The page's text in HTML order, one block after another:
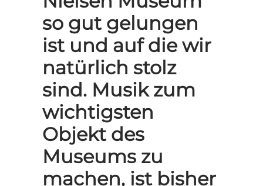
so gut gelungen
ist und auf die wir
natürlich stolz
sind. Musik zum
wichtigsten
Objekt des
Museums zu
machen, ist bisher